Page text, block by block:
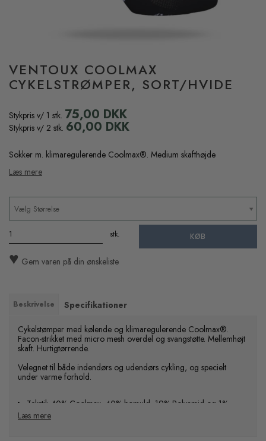
VENTOUX COOLMAX
CYKELSTRØMPER, SORT/HVIDE
Stykpris v/ 1 stk. 75,00 DKK
Stykpris v/ 2 stk. 60,00 DKK
Sokker m. klimaregulerende Coolmax®. Medium skafthøjde
Læs mere
Vælg Størrelse
stk. KØB
♥ Gem varen på din ønskeliste
Beskrivelse Specifikationer
Cykelstømper med kølende og klimaregulerende Coolmax®.
Facon-strikket med micro mesh overdel og svangstøtte. Mellemhøjt
skaft. Hurtigtørrende.
Velegnet til både indendørs og udendørs cykling, og specielt
under varme forhold.
Tekstil: 40% Coolmax, 40% bomuld, 19% Polyamid og 1%
Spandex
Læs mere